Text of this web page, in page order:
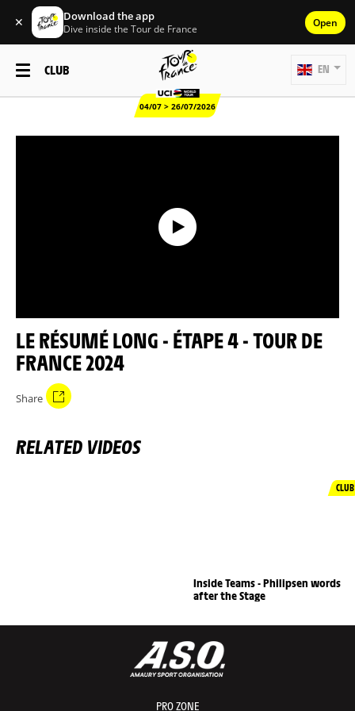
✕ Download the app
Dive inside the Tour de France Open
CLUB
04/07 > 26/07/2026
EN
LE RÉSUMÉ LONG - ÉTAPE 4 - TOUR DE
FRANCE 2024
Share
RELATED VIDEOS
CLUB
Inside Teams - Philipsen words
after the Stage
PRO ZONE